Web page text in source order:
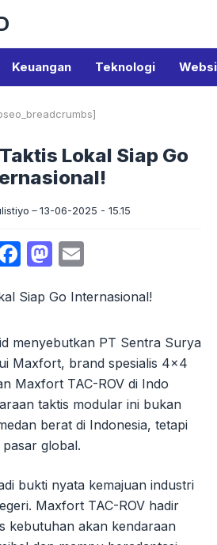
Keuangan Teknologi
Lokal Siap Go
13-06-2025 - 15.15
Facebook
Mastodon
menyebutkan PT Sentra Surya
Maxfort, brand spesialis 4×4
Maxfort TAC-ROV di Indo
taktis modular ini bukan
berat di Indonesia, tetapi
global.
bukti nyata kemajuan industri
Maxfort TAC-ROV hadir
kebutuhan akan kendaraan